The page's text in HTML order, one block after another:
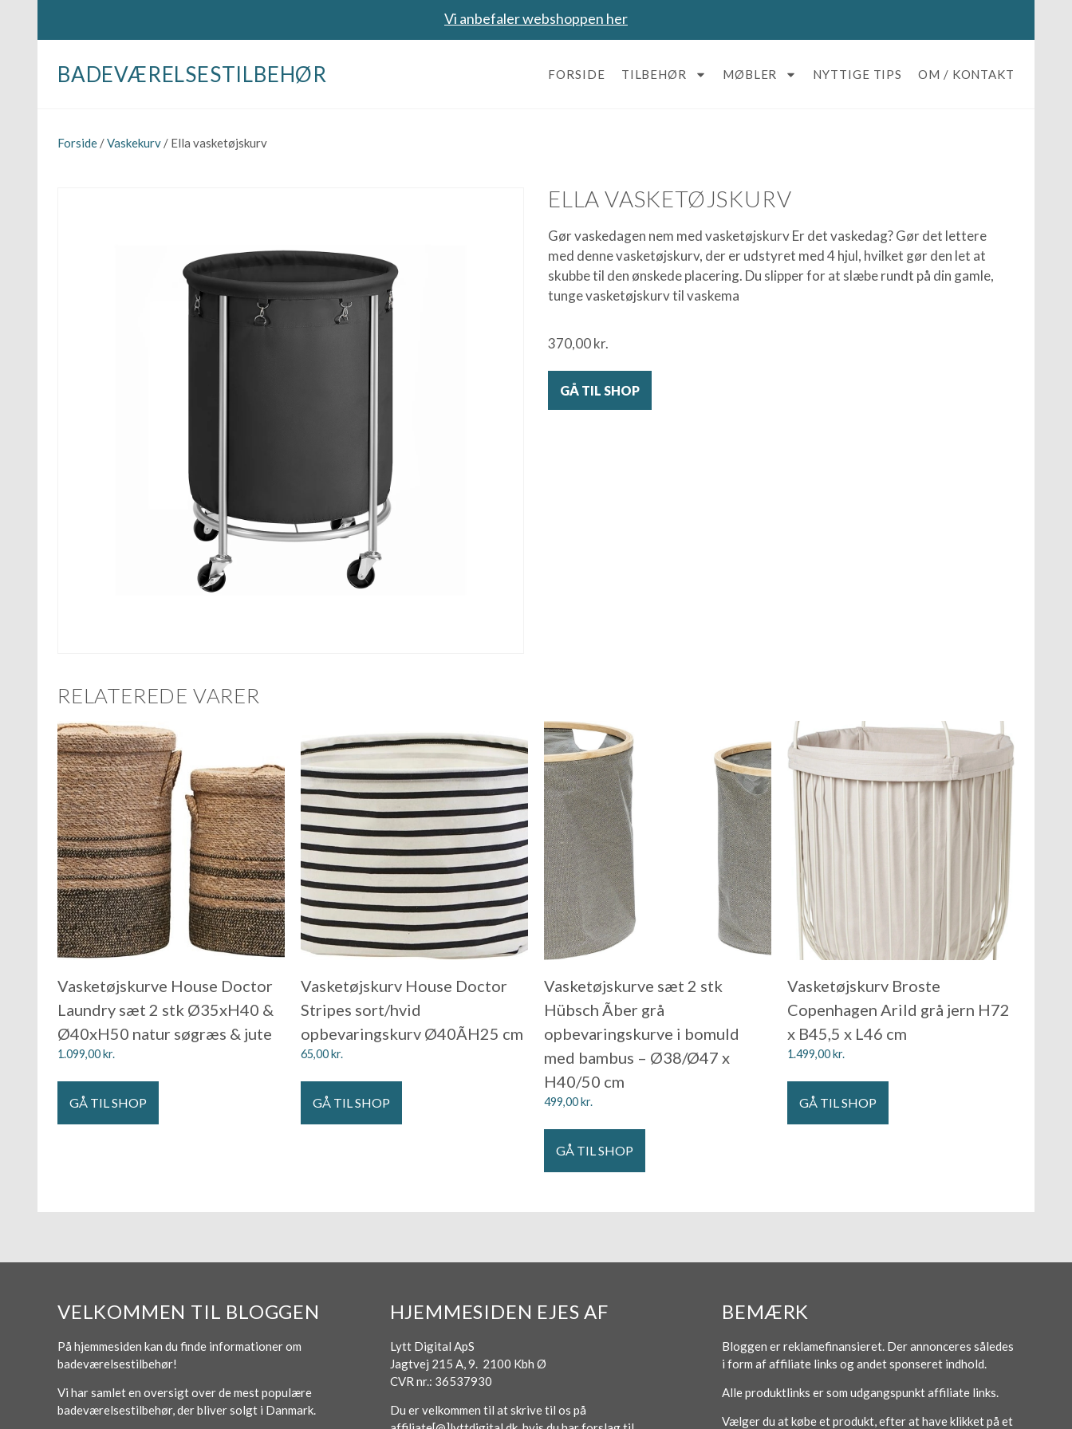
Vi anbefaler webshoppen her
BADEVÆRELSESTILBEHØR FORSIDE TILBEHØR MØBLER NYTTIGE TIPS OM / KONTAKT
Forside /Vaskekurv / Ella vasketøjskurv
ELLA VASKETØJSKURV
Gør vaskedagen nem med vasketøjskurv Er det vaskedag? Gør det lettere
med denne vasketøjskurv, der er udstyret med 4 hjul, hvilket gør den let at
skubbe til den ønskede placering. Du slipper for at slæbe rundt på din gamle,
tunge vasketøjskurv til vaskema
370,00kr.
GÅ TIL SHOP
RELATEREDE VARER
Vasketøjskurve House Doctor
Laundry sæt 2 stk Ø35xH40 &
Ø40xH50 natur søgræs & jute
1.099,00kr.
GÅ TIL SHOP
Vasketøjskurv House Doctor
Stripes sort/hvid
opbevaringskurv Ø40ÃH25 cm
65,00kr.
GÅ TIL SHOP
Vasketøjskurve sæt 2 stk
Hübsch Ãber grå
opbevaringskurve i bomuld
med bambus – Ø38/Ø47 x
H40/50 cm
499,00kr.
GÅ TIL SHOP
Vasketøjskurv Broste
Copenhagen Arild grå jern H72
x B45,5 x L46 cm
1.499,00kr.
GÅ TIL SHOP
VELKOMMEN TIL BLOGGEN
På hjemmesiden kan du finde informationer om
badeværelsestilbehør!
Vi har samlet en oversigt over de mest populære
badeværelsestilbehør, der bliver solgt i Danmark.
HJEMMESIDEN EJES AF
Lytt Digital ApS
Jagtvej 215 A, 9. 2100 Kbh Ø
CVR nr.: 36537930
Du er velkommen til at skrive til os på
BEMÆRK
Bloggen er reklamefinansieret. Der annonceres således
i form af affiliate links og andet sponseret indhold.
Alle produktlinks er som udgangspunkt affiliate links.
Vælger du at købe et produkt, efter at have klikket på et